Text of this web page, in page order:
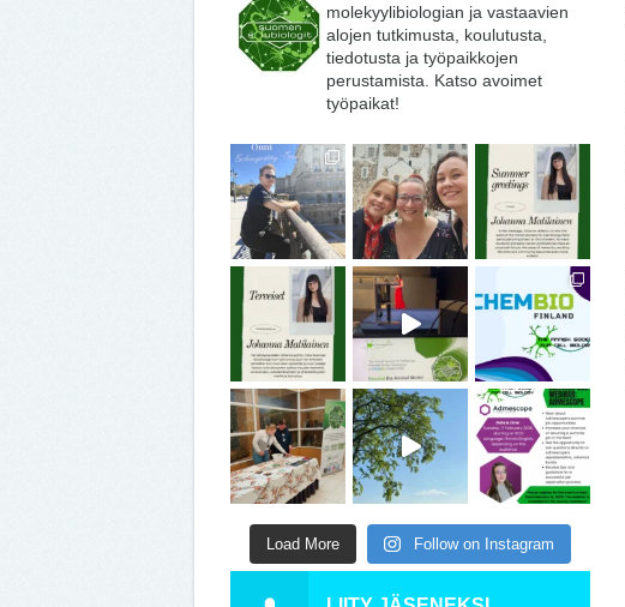
molekyylibiologian ja vastaavien
alojen tutkimusta, koulutusta,
tiedotusta ja työpaikkojen
perustamista. Katso avoimet
työpaikat!
Load More Follow on Instagram